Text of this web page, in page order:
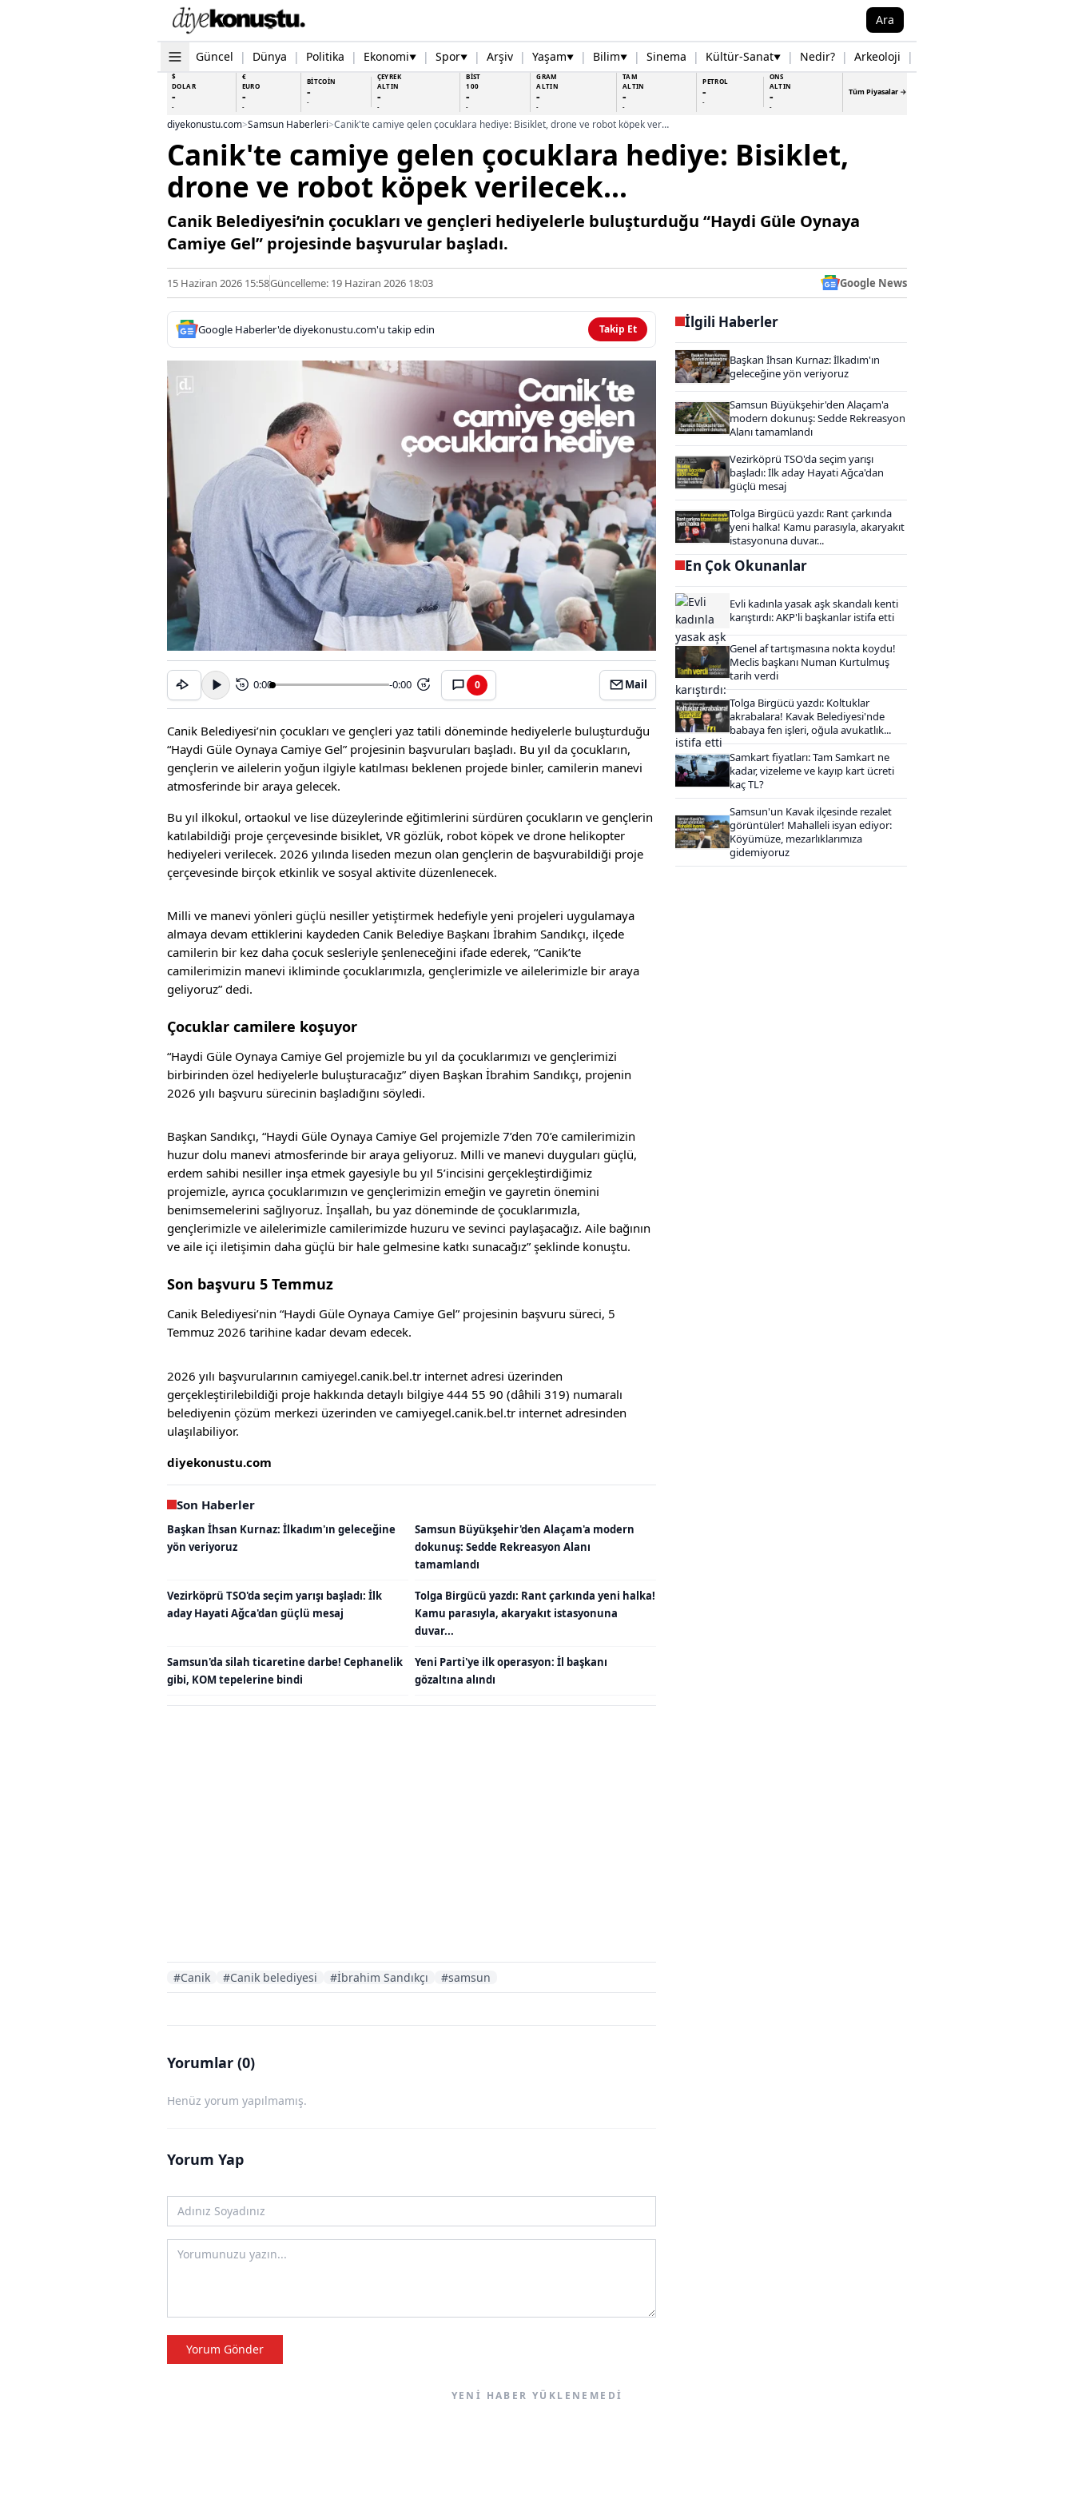
Ara
Güncel | Dünya | Politika | Ekonomi▼ | Spor▼ | Arşiv | Yaşam▼ | Bilim▼ | Sinema | Kültür-Sanat▼ | Nedir? | Arkeoloji |
$
DOLAR
-
-
€
EURO
-
-
BİTCOİN
-
-
ÇEYREK
ALTIN
-
-
BİST
100
-
-
GRAM
ALTIN
-
-
TAM
ALTIN
-
-
PETROL
-
-
ONS
ALTIN
-
-
Tüm Piyasalar →
diyekonustu.com>Samsun Haberleri> Canik'te camiye gelen çocuklara hediye: Bisiklet, drone ve robot köpek verilecek...
Canik'te camiye gelen çocuklara hediye: Bisiklet,
drone ve robot köpek verilecek...
Canik Belediyesi’nin çocukları ve gençleri hediyelerle buluşturduğu “Haydi Güle Oynaya
Camiye Gel” projesinde başvurular başladı.
15 Haziran 2026 15:58Güncelleme: 19 Haziran 2026 18:03 Google News
Google Haberler'de diyekonustu.com'u takip edin Takip Et
15 0:00 -0:00 15 0 Mail
Canik Belediyesi’nin çocukları ve gençleri yaz tatili döneminde hediyelerle buluşturduğu
“Haydi Güle Oynaya Camiye Gel” projesinin başvuruları başladı. Bu yıl da çocukların,
gençlerin ve ailelerin yoğun ilgiyle katılması beklenen projede binler, camilerin manevi
atmosferinde bir araya gelecek.
Bu yıl ilkokul, ortaokul ve lise düzeylerinde eğitimlerini sürdüren çocukların ve gençlerin
katılabildiği proje çerçevesinde bisiklet, VR gözlük, robot köpek ve drone helikopter
hediyeleri verilecek. 2026 yılında liseden mezun olan gençlerin de başvurabildiği proje
çerçevesinde birçok etkinlik ve sosyal aktivite düzenlenecek.
Milli ve manevi yönleri güçlü nesiller yetiştirmek hedefiyle yeni projeleri uygulamaya
almaya devam ettiklerini kaydeden Canik Belediye Başkanı İbrahim Sandıkçı, ilçede
camilerin bir kez daha çocuk sesleriyle şenleneceğini ifade ederek, “Canik’te
camilerimizin manevi ikliminde çocuklarımızla, gençlerimizle ve ailelerimizle bir araya
geliyoruz” dedi.
Çocuklar camilere koşuyor
“Haydi Güle Oynaya Camiye Gel projemizle bu yıl da çocuklarımızı ve gençlerimizi
birbirinden özel hediyelerle buluşturacağız” diyen Başkan İbrahim Sandıkçı, projenin
2026 yılı başvuru sürecinin başladığını söyledi.
Başkan Sandıkçı, “Haydi Güle Oynaya Camiye Gel projemizle 7’den 70’e camilerimizin
huzur dolu manevi atmosferinde bir araya geliyoruz. Milli ve manevi duyguları güçlü,
erdem sahibi nesiller inşa etmek gayesiyle bu yıl 5’incisini gerçekleştirdiğimiz
projemizle, ayrıca çocuklarımızın ve gençlerimizin emeğin ve gayretin önemini
benimsemelerini sağlıyoruz. İnşallah, bu yaz döneminde de çocuklarımızla,
gençlerimizle ve ailelerimizle camilerimizde huzuru ve sevinci paylaşacağız. Aile bağının
ve aile içi iletişimin daha güçlü bir hale gelmesine katkı sunacağız” şeklinde konuştu.
Son başvuru 5 Temmuz
Canik Belediyesi’nin “Haydi Güle Oynaya Camiye Gel” projesinin başvuru süreci, 5
Temmuz 2026 tarihine kadar devam edecek.
2026 yılı başvurularının camiyegel.canik.bel.tr internet adresi üzerinden
gerçekleştirilebildiği proje hakkında detaylı bilgiye 444 55 90 (dâhili 319) numaralı
belediyenin çözüm merkezi üzerinden ve camiyegel.canik.bel.tr internet adresinden
ulaşılabiliyor.
diyekonustu.com
Son Haberler
Başkan İhsan Kurnaz: İlkadım'ın geleceğine
yön veriyoruz
Samsun Büyükşehir'den Alaçam'a modern
dokunuş: Sedde Rekreasyon Alanı
tamamlandı
Vezirköprü TSO'da seçim yarışı başladı: İlk
aday Hayati Ağca'dan güçlü mesaj
Tolga Birgücü yazdı: Rant çarkında yeni halka!
Kamu parasıyla, akaryakıt istasyonuna
duvar...
Samsun'da silah ticaretine darbe! Cephanelik
gibi, KOM tepelerine bindi
Yeni Parti'ye ilk operasyon: İl başkanı
gözaltına alındı
#Canik #Canik belediyesi #İbrahim Sandıkçı #samsun
Yorumlar (0)
Henüz yorum yapılmamış.
Yorum Yap
Yorum Gönder
İlgili Haberler
Başkan İhsan Kurnaz: İlkadım'ın
geleceğine yön veriyoruz
Samsun Büyükşehir'den Alaçam'a
modern dokunuş: Sedde Rekreasyon
Alanı tamamlandı
Vezirköprü TSO'da seçim yarışı
başladı: İlk aday Hayati Ağca'dan
güçlü mesaj
Tolga Birgücü yazdı: Rant çarkında
yeni halka! Kamu parasıyla, akaryakıt
istasyonuna duvar...
En Çok Okunanlar
Evli kadınla yasak aşk skandalı kenti
karıştırdı: AKP'li başkanlar istifa etti
Genel af tartışmasına nokta koydu!
Meclis başkanı Numan Kurtulmuş
tarih verdi
Tolga Birgücü yazdı: Koltuklar
akrabalara! Kavak Belediyesi'nde
babaya fen işleri, oğula avukatlık...
Samkart fiyatları: Tam Samkart ne
kadar, vizeleme ve kayıp kart ücreti
kaç TL?
Samsun'un Kavak ilçesinde rezalet
görüntüler! Mahalleli isyan ediyor:
Köyümüze, mezarlıklarımıza
gidemiyoruz
YENI HABER YÜKLENEMEDI